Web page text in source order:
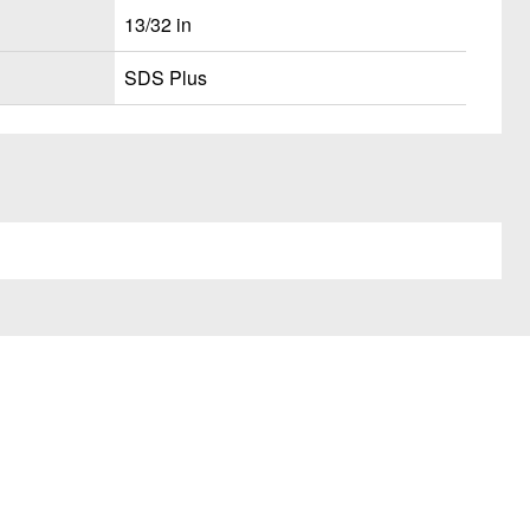
13/32 in
SDS Plus